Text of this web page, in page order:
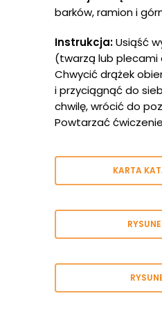
barków, ramion i
Instrukcja:Usiąść
(twarzą lub plecami
Chwycić drążek
i przyciągnąć do
chwilę, wrócić do
Powtarzać
KARTA